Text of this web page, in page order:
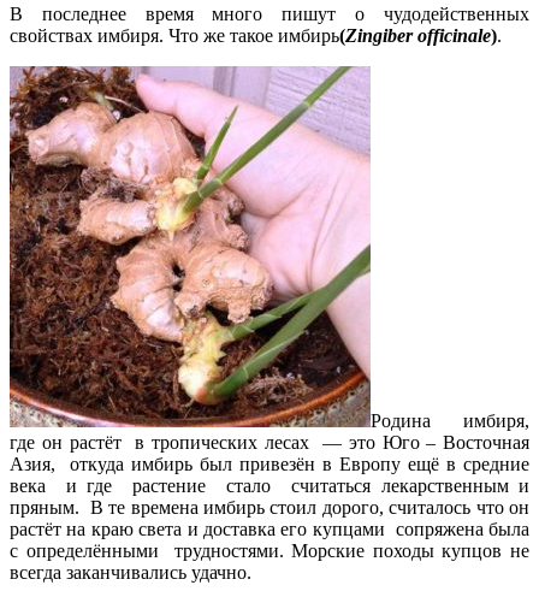
В последнее время много пишут о чудодейственных
свойствах имбиря. Что же такое имбирь(Zingiber officinale).
Родина имбиря,
где он растёт в тропических лесах — это Юго – Восточная
Азия, откуда имбирь был привезён в Европу ещё в средние
века и где растение стало считаться лекарственным и
пряным. В те времена имбирь стоил дорого, считалось что он
растёт на краю света и доставка его купцами сопряжена была
с определёнными трудностями. Морские походы купцов не
всегда заканчивались удачно.